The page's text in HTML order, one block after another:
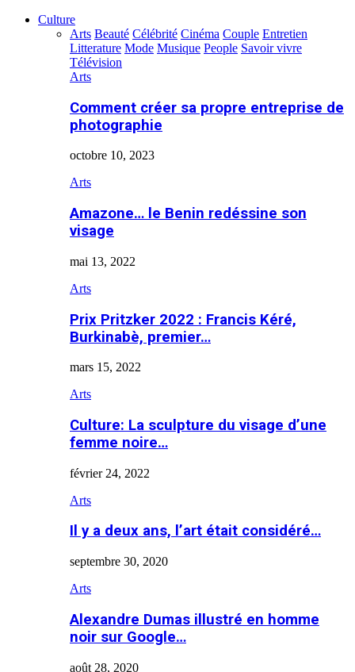
Culture
Arts Beauté Célébrité Cinéma Couple Entretien
Litterature Mode Musique People Savoir vivre
Télévision
Arts
Comment créer sa propre entreprise de
photographie
octobre 10, 2023
Arts
Amazone… le Benin redéssine son
visage
mai 13, 2022
Arts
Prix Pritzker 2022 : Francis Kéré,
Burkinabè, premier…
mars 15, 2022
Arts
Culture: La sculpture du visage d’une
femme noire…
février 24, 2022
Arts
Il y a deux ans, l’art était considéré…
septembre 30, 2020
Arts
Alexandre Dumas illustré en homme
noir sur Google…
août 28, 2020